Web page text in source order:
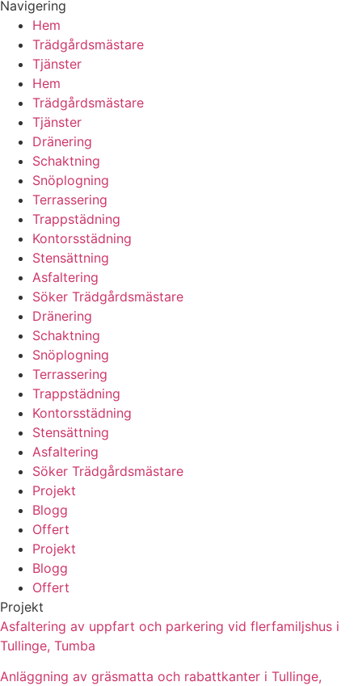
Navigering
Hem
Trädgårdsmästare
Tjänster
Hem
Trädgårdsmästare
Tjänster
Dränering
Schaktning
Snöplogning
Terrassering
Trappstädning
Kontorsstädning
Stensättning
Asfaltering
Söker Trädgårdsmästare
Dränering
Schaktning
Snöplogning
Terrassering
Trappstädning
Kontorsstädning
Stensättning
Asfaltering
Söker Trädgårdsmästare
Projekt
Blogg
Offert
Projekt
Blogg
Offert
Projekt
Asfaltering av uppfart och parkering vid flerfamiljshus i
Tullinge, Tumba
Anläggning av gräsmatta och rabattkanter i Tullinge,